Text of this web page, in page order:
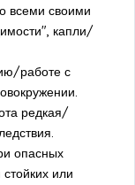
всеми своими
капли/
работе с
редкая/
опасных
или